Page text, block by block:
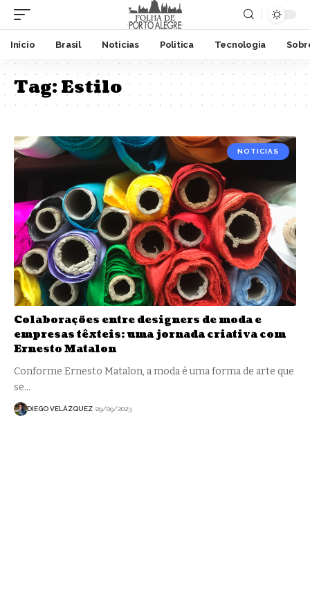
Início Brasil Noticias Politica Tecnologia
Tag:Estilo
NOTICIAS
Colaborações entre designers de moda e
empresas têxteis: uma jornada criativa com
Ernesto Matalon
Conforme Ernesto Matalon, a moda é uma forma de arte que
se…
DIEGO VELÁZQUEZ 29/09/2023